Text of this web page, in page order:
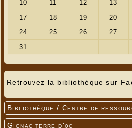
Retrouvez la bibliothèque sur
Bibliothèque / Centre de
Gignac terre d'oc